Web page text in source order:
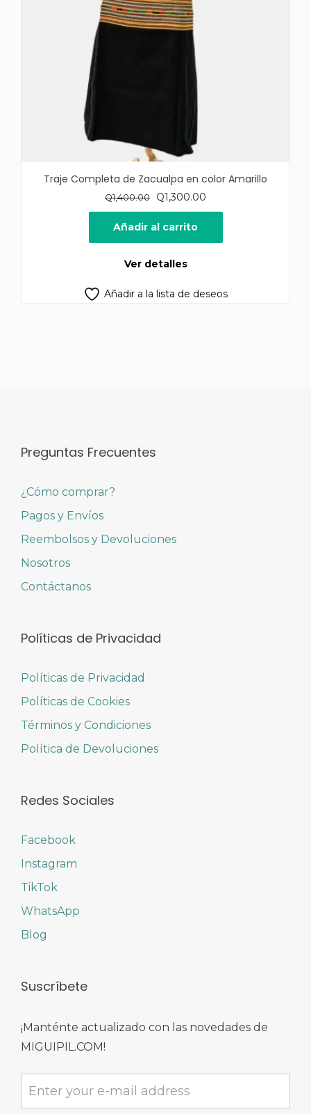
Traje Completa de Zacualpa en color Amarillo
Q1,400.00
El
precio
original
era:
Q1,300.00
precio
es:
Añadir al carrito
Ver detalles
Añadir a la lista de deseos
Preguntas Frecuentes
¿Cómo comprar?
Pagos y Envíos
Reembolsos y Devoluciones
Nosotros
Contáctanos
Políticas de Privacidad
Políticas de Privacidad
Políticas de Cookies
Términos y Condiciones
Política de Devoluciones
Redes Sociales
Facebook
Instagram
TikTok
WhatsApp
Blog
Suscríbete
¡Manténte actualizado con las novedades de
MIGUIPIL.COM!